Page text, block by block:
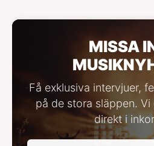
MISSA
Få exklusiva intervjuer,
på de stora släppen. Vi
direkt i